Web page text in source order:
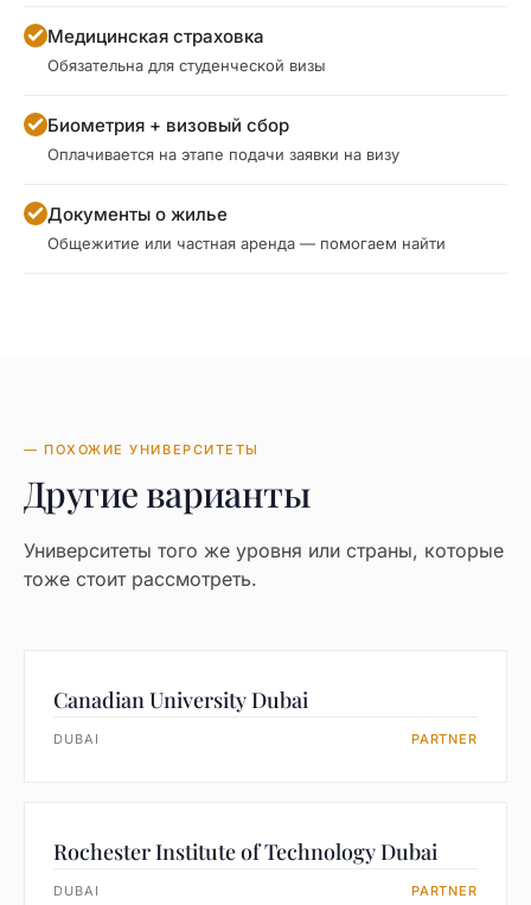
Медицинская страховка
Обязательна для студенческой визы
Биометрия + визовый сбор
Оплачивается на этапе подачи заявки на визу
Документы о жилье
Общежитие или частная аренда — помогаем найти
— ПОХОЖИЕ УНИВЕРСИТЕТЫ
Другие варианты
Университеты того же уровня или страны, которые
тоже стоит рассмотреть.
Canadian University Dubai
DUBAI PARTNER
Rochester Institute of Technology Dubai
DUBAI PARTNER